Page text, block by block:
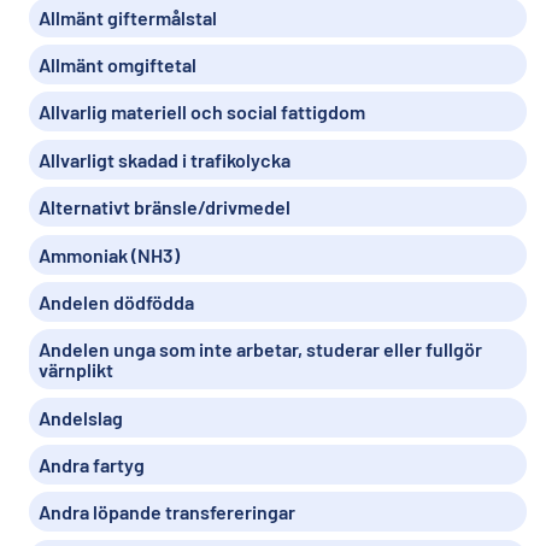
Allmänt giftermålstal
Allmänt omgiftetal
Allvarlig materiell och social fattigdom
Allvarligt skadad i trafikolycka
Alternativt bränsle/drivmedel
Ammoniak (NH3)
Andelen dödfödda
Andelen unga som inte arbetar, studerar eller fullgör
värnplikt
Andelslag
Andra fartyg
Andra löpande transfereringar